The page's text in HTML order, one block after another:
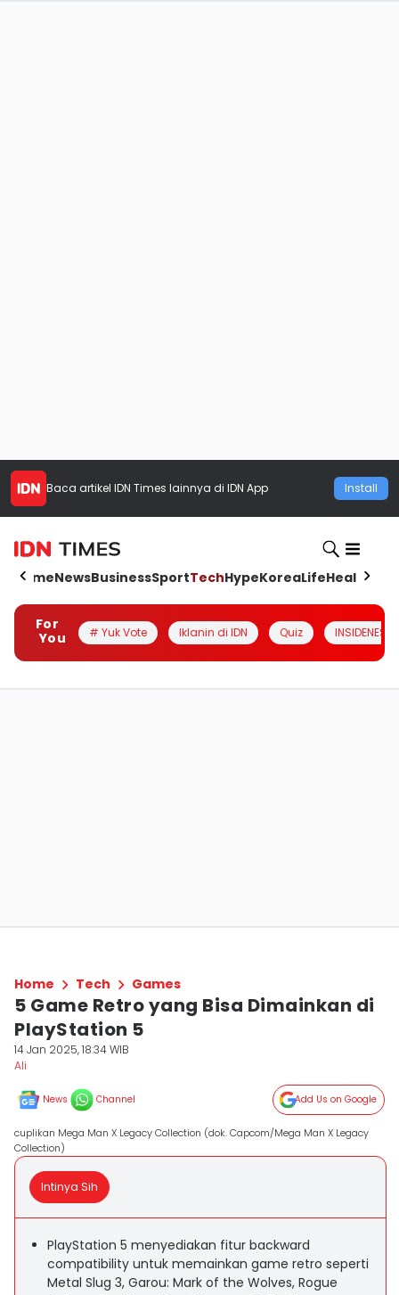
Baca artikel IDN Times lainnya di IDN App Install
HomeNewsBusinessSportTechHypeKoreaLifeHealth
For
You
# Yuk Vote Iklanin di IDN Quiz INSIDENESIA
Home Tech Games
5 Game Retro yang Bisa Dimainkan di
PlayStation 5
14 Jan 2025, 18:34 WIB
Ali
News Channel Add Us on Google
cuplikan Mega Man X Legacy Collection (dok. Capcom/Mega Man X Legacy
Collection)
Intinya Sih
PlayStation 5 menyediakan fitur backward
compatibility untuk memainkan game retro seperti
Metal Slug 3, Garou: Mark of the Wolves, Rogue